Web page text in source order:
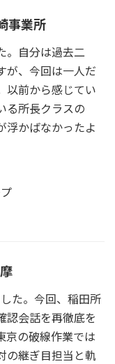
事業所
。自分は過去二
が、今回は一人だ
以前から感じてい
る所長クラスの
浮かばなかったよ
た。今回、稲田所
認会話を再徹底を
京の破線作業では
の継ぎ目担当と軌